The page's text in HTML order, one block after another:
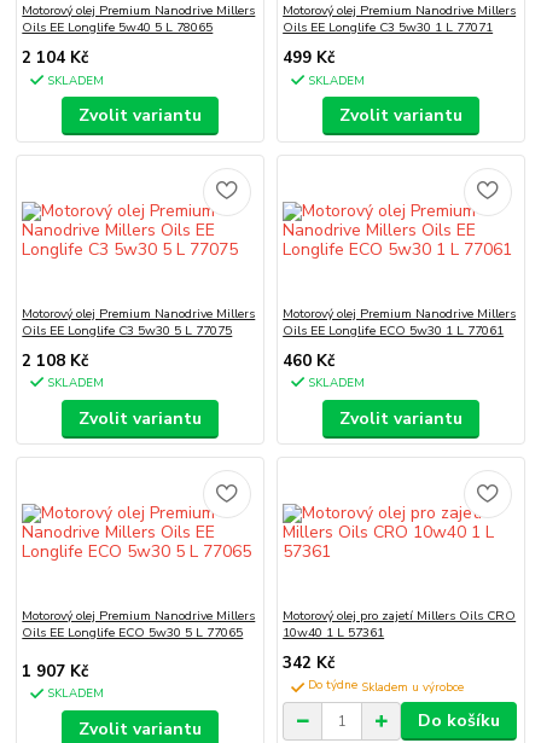
Motorový olej Premium Nanodrive Millers
Oils EE Longlife 5w40 5 L 78065
2 104 Kč
SKLADEM
Zvolit variantu
Motorový olej Premium Nanodrive Millers
Oils EE Longlife C3 5w30 1 L 77071
499 Kč
SKLADEM
Zvolit variantu
Motorový olej Premium Nanodrive Millers
Oils EE Longlife C3 5w30 5 L 77075
2 108 Kč
SKLADEM
Zvolit variantu
Motorový olej Premium Nanodrive Millers
Oils EE Longlife ECO 5w30 1 L 77061
460 Kč
SKLADEM
Zvolit variantu
Motorový olej Premium Nanodrive Millers
Oils EE Longlife ECO 5w30 5 L 77065
1 907 Kč
SKLADEM
Zvolit variantu
Motorový olej pro zajetí Millers Oils CRO
10w40 1 L 57361
342 Kč
Do týdne
Do košíku